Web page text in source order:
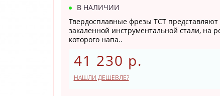
В НАЛИЧИИ
Твердосплавные фрезы TCT представляют
закаленной инструментальной стали, на
которого напа..
41 230 р.
НАШЛИ ДЕШЕВЛЕ?